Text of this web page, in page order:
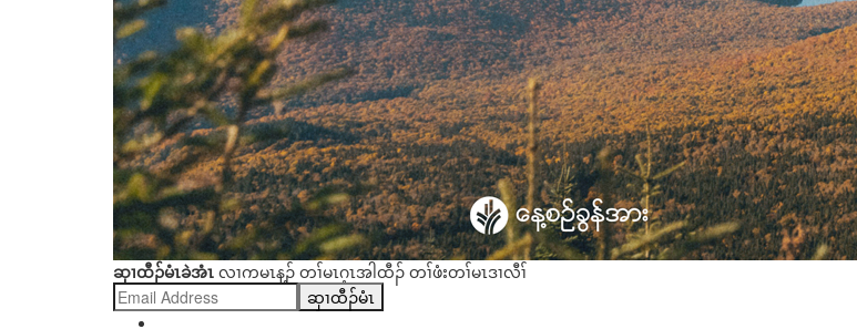
ဆှၢထီၣ်မံၤခဲအံၤ လၢကမၤန့ၣ် တၢ်မၤဂ့ၤအါထီၣ် တၢ်ဖံးတၢ်မၤဒၢလီၢ်
ဆှၢထီၣ်မံၤ